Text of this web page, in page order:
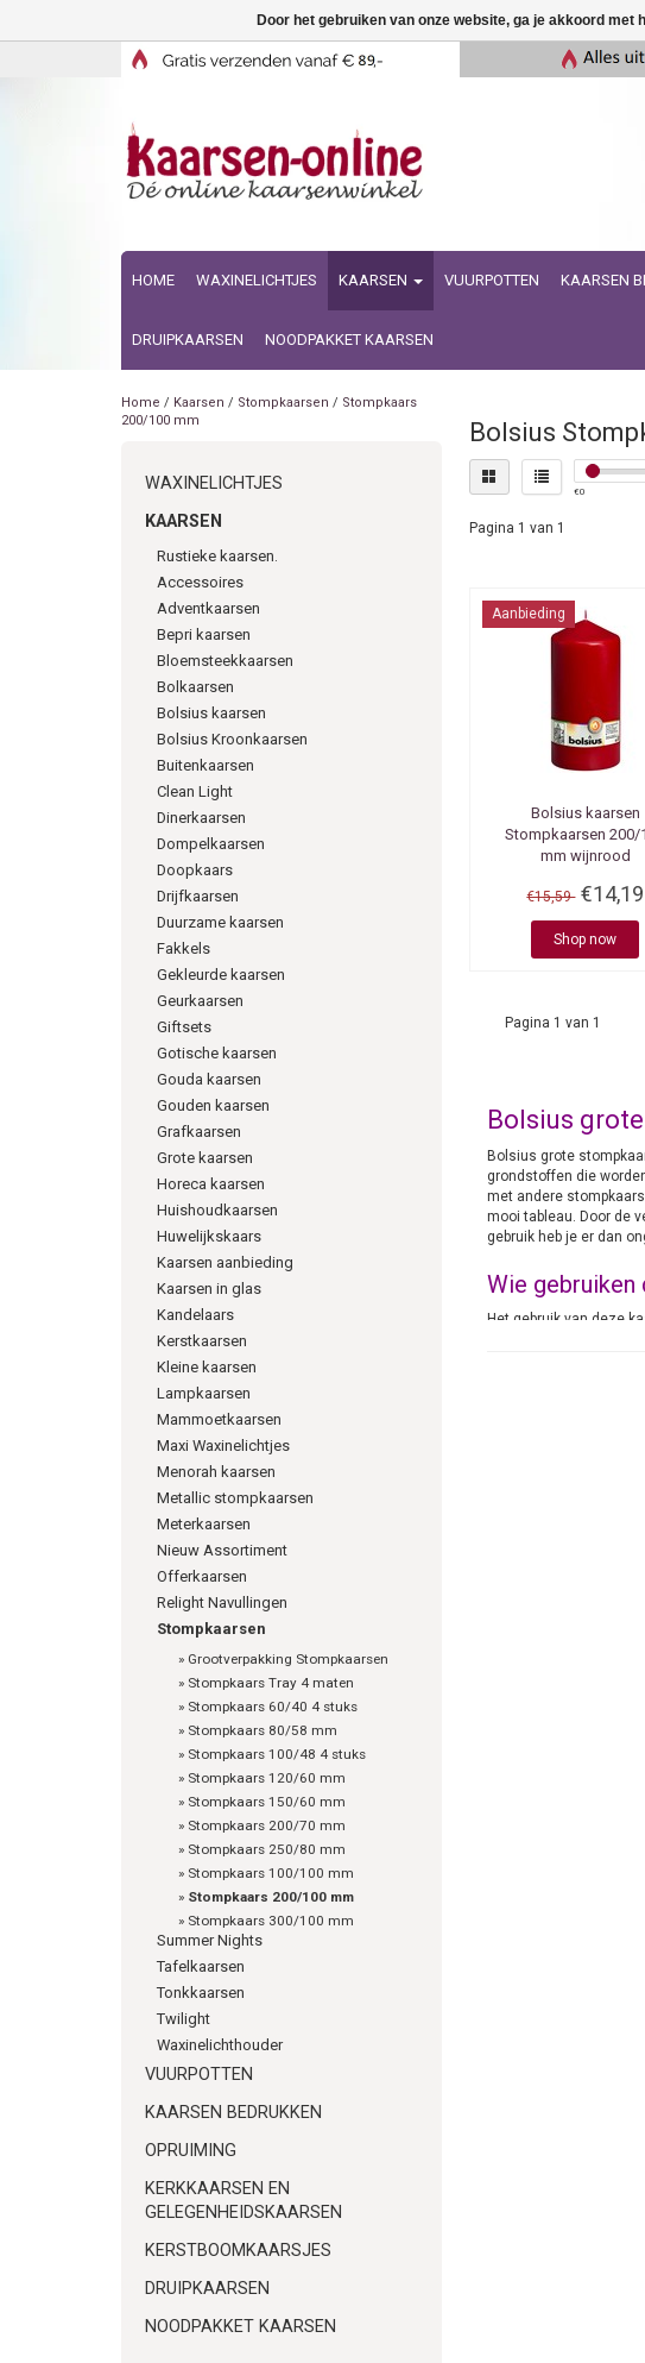
HOME WAXINELICHTJES KAARSEN VUURPOTTEN KAARSEN
DRUIPKAARSEN NOODPAKKET KAARSEN
Home / Kaarsen / Stompkaarsen / Stompkaars
200/100 mm
WAXINELICHTJES
KAARSEN
Rustieke kaarsen.
Accessoires
Adventkaarsen
Bepri kaarsen
Bloemsteekkaarsen
Bolkaarsen
Bolsius kaarsen
Bolsius Kroonkaarsen
Buitenkaarsen
Clean Light
Dinerkaarsen
Dompelkaarsen
Doopkaars
Drijfkaarsen
Duurzame kaarsen
Fakkels
Gekleurde kaarsen
Geurkaarsen
Giftsets
Gotische kaarsen
Gouda kaarsen
Gouden kaarsen
Grafkaarsen
Grote kaarsen
Horeca kaarsen
Huishoudkaarsen
Huwelijkskaars
Kaarsen aanbieding
Kaarsen in glas
Kandelaars
Kerstkaarsen
Kleine kaarsen
Lampkaarsen
Mammoetkaarsen
Maxi Waxinelichtjes
Menorah kaarsen
Metallic stompkaarsen
Meterkaarsen
Nieuw Assortiment
Offerkaarsen
Relight Navullingen
Stompkaarsen
» Grootverpakking Stompkaarsen
» Stompkaars Tray 4 maten
» Stompkaars 60/40 4 stuks
» Stompkaars 80/58 mm
» Stompkaars 100/48 4 stuks
» Stompkaars 120/60 mm
» Stompkaars 150/60 mm
» Stompkaars 200/70 mm
» Stompkaars 250/80 mm
» Stompkaars 100/100 mm
» Stompkaars 200/100 mm
» Stompkaars 300/100 mm
Summer Nights
Tafelkaarsen
Tonkkaarsen
Twilight
Waxinelichthouder
VUURPOTTEN
KAARSEN BEDRUKKEN
OPRUIMING
KERKKAARSEN EN
GELEGENHEIDSKAARSEN
KERSTBOOMKAARSJES
DRUIPKAARSEN
NOODPAKKET KAARSEN
Bolsius
€0
Pagina 1 van 1
Aanbieding
Bolsius kaarsen
Stompkaarsen 200/
mm wijnrood
€15,59 €14,19
Shop now
Pagina 1 van 1
Bolsius
Bolsius grote
grondstoffen die
met andere
mooi tableau. Door de
gebruik heb je er dan
Wie gebruiken
Het gebruik van deze
oktober en april. Dat
Door het gebruiken van onze website, ga je akkoord